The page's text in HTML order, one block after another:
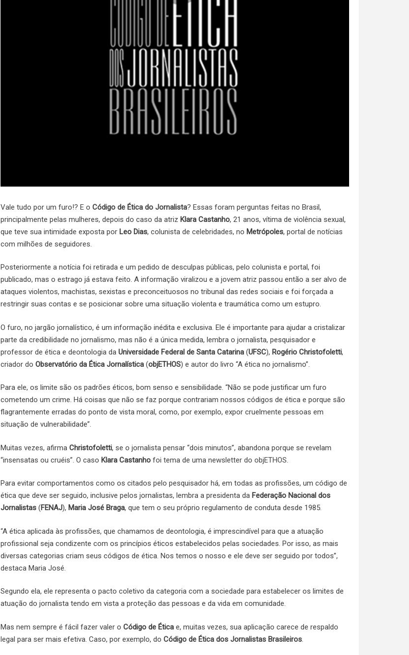
Vale tudo por um furo!? E oCódigo de Ética do Jornalista? Essas foram perguntas feitas no Brasil,
principalmente pelas mulheres, depois do caso da atriz Klara Castanho, 21 anos, vítima de violência sexual,
que teve sua intimidade exposta por Leo Dias, colunista de celebridades, no Metrópoles, portal de notícias
com milhões de seguidores.
Posteriormente a notícia foi retirada e um pedido de desculpas públicas, pelo colunista e portal, foi
publicado, mas o estrago já estava feito. A informação viralizou e a jovem atriz passou então a ser alvo de
ataques violentos, machistas, sexistas e preconceituosos no tribunal das redes sociais e foi forçada a
restringir suas contas e se posicionar sobre uma situação violenta e traumática como um estupro.
O furo, no jargão jornalístico, é um informação inédita e exclusiva. Ele é importante para ajudar a cristalizar
parte da credibilidade no jornalismo, mas não é a única medida, lembra o jornalista, pesquisador e
professor de ética e deontologia daUniversidade Federal de Santa Catarina (UFSC), Rogério Christofoletti,
criador doObservatório da Ética Jornalística (objETHOS) e autor do livro “A ética no jornalismo”.
Para ele, os limite são os padrões éticos, bom senso e sensibilidade. “Não se pode justificar um furo
cometendo um crime. Há coisas que não se faz porque contrariam nossos códigos de ética e porque são
flagrantemente erradas do ponto de vista moral, como, por exemplo, expor cruelmente pessoas em
situação de vulnerabilidade”.
Muitas vezes, afirmaChristofoletti, se o jornalista pensar “dois minutos”, abandona porque se revelam
“insensatas ou cruéis”. O caso Klara Castanho foi tema de umanewsletter do objETHOS.
Para evitar comportamentos como os citados pelo pesquisador há, em todas as profissões, um código de
ética que deve ser seguido, inclusive pelos jornalistas, lembra a presidenta da Federação Nacional dos
Jornalistas (FENAJ), Maria José Braga, que tem o seu próprio regulamento de conduta desde 1985.
“A ética aplicada às profissões, que chamamos de deontologia, é imprescindível para que a atuação
profissional seja condizente com os princípios éticos estabelecidos pelas sociedades. Por isso, as mais
diversas categorias criam seus códigos de ética. Nos temos o nosso e ele deve ser seguido por todos”,
destaca Maria José.
Segundo ela, ele representa o pacto coletivo da categoria com a sociedade para estabelecer os limites de
atuação do jornalista tendo em vista a proteção das pessoas e da vida em comunidade.
Mas nem sempre é fácil fazer valer oCódigo de Ética e, muitas vezes, sua aplicação carece de respaldo
legal para ser mais efetiva. Caso, por exemplo, doCódigo de Ética dos Jornalistas Brasileiros.